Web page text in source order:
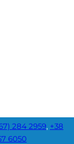
284 2959, +38
6050